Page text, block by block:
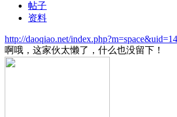
帖子
资料
http://daoqiao.net/
啊哦，这家伙太懒了，什么也没留下！